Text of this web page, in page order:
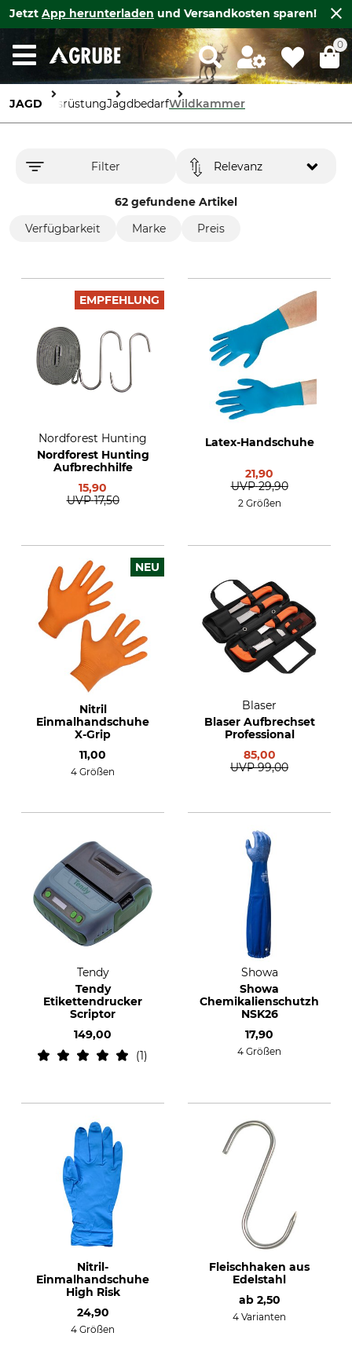
Jetzt App herunterladen und Versandkosten sparen!
0
JAGD AusrüstungJagdbedarfWildkammer
Filter
62 gefundene Artikel
Relevanz
Verfügbarkeit Marke Preis
EMPFEHLUNG
Nordforest Hunting
Nordforest Hunting
Aufbrechhilfe
15,90
UVP 17,50
Latex-Handschuhe
21,90
UVP 29,90
2 Größen
NEU
Nitril
Einmalhandschuhe
X-Grip
11,00
4 Größen
Blaser
Blaser Aufbrechset
Professional
85,00
UVP 99,00
Tendy
Tendy
Etikettendrucker
Scriptor
149,00
1
Showa
Showa
NSK26
17,90
4 Größen
Nitril-
Einmalhandschuhe
High Risk
24,90
4 Größen
Fleischhaken aus
Edelstahl
ab 2,50
4 Varianten